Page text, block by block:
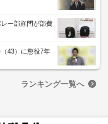
ー部顧問が部費
43）に懲役7年
ランキング一覧へ